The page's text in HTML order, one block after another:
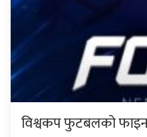
विश्वकप फुटबलको